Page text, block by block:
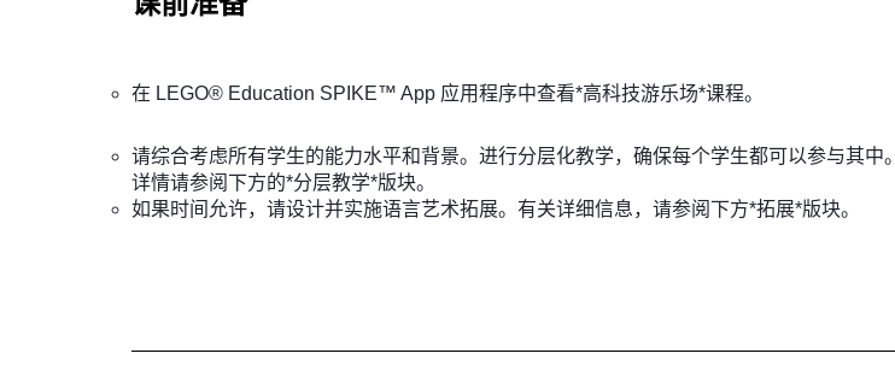
在 LEGO® Education SPIKE™ App 应用程序中查看*高科技游乐场*课程。
请综合考虑所有学生的能力水平和背景。进行分层化教学，确保每个学生都可以参与其中。
详情请参阅下方的*分层教学*版块。
如果时间允许，请设计并实施语言艺术拓展。有关详细信息，请参阅下方*拓展*版块。